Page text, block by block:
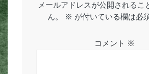
シ
ョ
ン
メールアドレスが公開されるこ
ん。
※ が付いている欄は必
コメント ※